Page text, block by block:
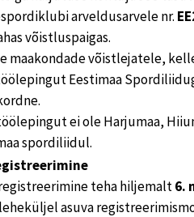
arveldusarvele nr.
võistluspaigas.
maakondade võistlejatele,
Eestimaa
ei ole Harjumaa,
spordiliidul.
teha hiljemalt6.
asuva